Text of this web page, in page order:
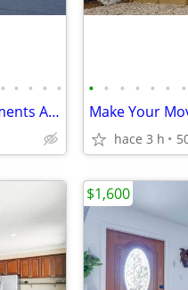
• • • • •
🌴 Live the Key West Lifestyle – Apartments Available Now!
• • • • • • •
Make Your
hace 3 h
$1,600